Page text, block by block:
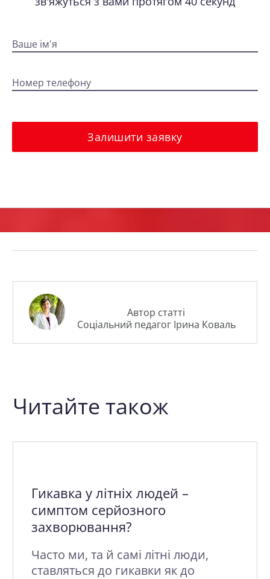
Ваше ім'я
Номер телефону
Залишити заявку
Автор статті
Соціальний педагог Ірина Коваль
Читайте також
Гикавка у літніх людей –
симптом серйозного
захворювання?
Часто ми, та й самі літні люди,
ставляться до гикавки як до